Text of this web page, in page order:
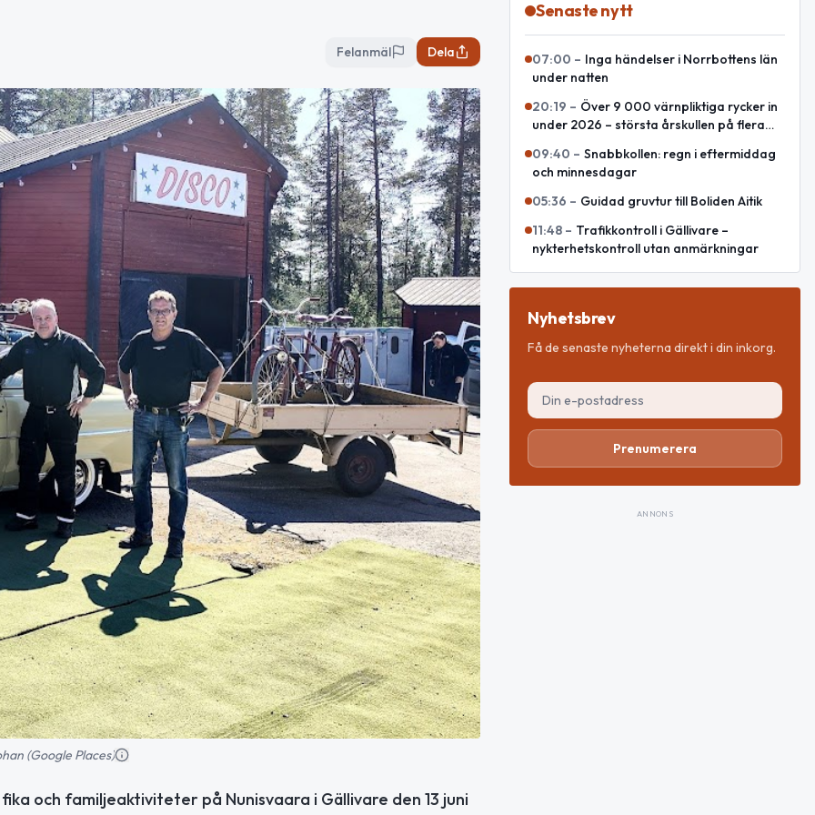
Felanmäl Dela
(Google Places)
och familjeaktiviteter på Nunisvaara i Gällivare den 13 juni
Senaste nytt
07:00 – Inga händelser i Norrbottens län
under natten
20:19 – Över 9 000 värnpliktiga rycker in
under 2026 – största årskullen på flera
09:40 – Snabbkollen: regn i eftermiddag
och minnesdagar
05:36 – Guidad gruvtur till Boliden Aitik
11:48 – Trafikkontroll i Gällivare –
nykterhetskontroll utan anmärkningar
Nyhetsbrev
Få de senaste nyheterna direkt i din inkorg.
Prenumerera
ANNONS